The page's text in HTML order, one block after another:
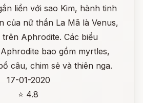
liền với sao Kim, hành tinh
của nữ thần La Mã là Venus,
Aphrodite. Các biểu
bao gồm myrtles,
câu, chim sẻ và thiên nga.
17-01-2020
⭐ 4.8